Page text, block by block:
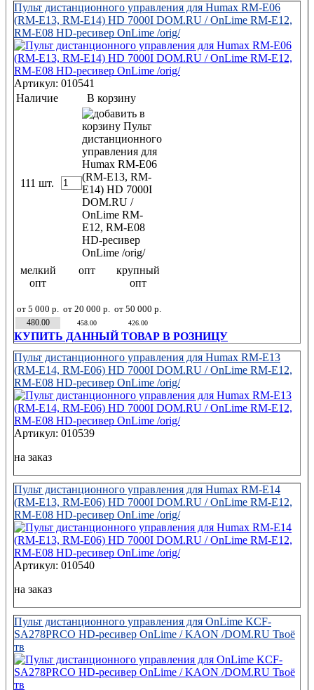
Пульт дистанционного управления для Humax RM-E06
(RM-E13, RM-E14) HD 7000I DOM.RU / OnLime RM-E12,
RM-E08 HD-ресивер OnLime /orig/
Артикул: 010541
Наличие
В корзину
111 шт.
мелкий
опт
от 5 000 р.
опт
от 20 000 р.
крупный
опт
от 50 000 р.
480.00
458.00 426.00
КУПИТЬ ДАННЫЙ ТОВАР В РОЗНИЦУ
Пульт дистанционного управления для Humax RM-E13
(RM-E14, RM-E06) HD 7000I DOM.RU / OnLime RM-E12,
RM-E08 HD-ресивер OnLime /orig/
Артикул: 010539
на заказ
Пульт дистанционного управления для Humax RM-E14
(RM-E13, RM-E06) HD 7000I DOM.RU / OnLime RM-E12,
RM-E08 HD-ресивер OnLime /orig/
Артикул: 010540
на заказ
Пульт дистанционного управления для OnLime KCF-
SA278PRCO HD-ресивер OnLime / KAON /DOM.RU Твоё
тв